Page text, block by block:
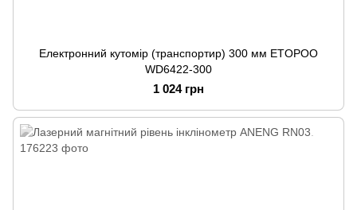
Електронний кутомір (транспортир) 300 мм ETOPOO
WD6422-300
1 024 грн